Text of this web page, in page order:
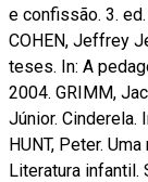
e confissão. 3.
COHEN, Jeffrey
teses. In: A
2004. GRIMM,
Júnior. Cinderela.
HUNT, Peter.
Literatura infantil.